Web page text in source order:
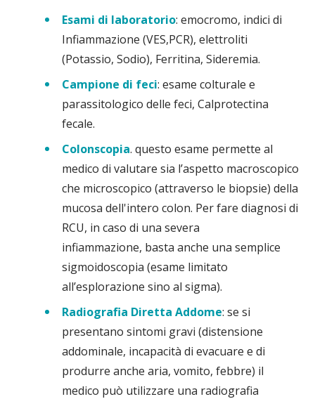
Esami di laboratorio: emocromo, indici di
Infiammazione (VES,PCR), elettroliti
(Potassio, Sodio), Ferritina, Sideremia.
Campione di feci: esame colturale e
parassitologico delle feci, Calprotectina
fecale.
Colonscopia. questo esame permette al
medico di valutare sia l’aspetto macroscopico
che microscopico (attraverso le biopsie) della
mucosa dell'intero colon. Per fare diagnosi di
RCU, in caso di una severa
infiammazione, basta anche una semplice
sigmoidoscopia (esame limitato
all’esplorazione sino al sigma).
Radiografia Diretta Addome: se si
presentano sintomi gravi (distensione
addominale, incapacità di evacuare e di
produrre anche aria, vomito, febbre) il
medico può utilizzare una radiografia